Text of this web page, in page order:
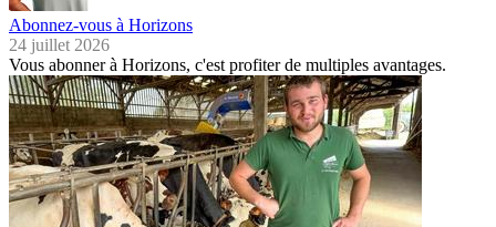
Abonnez-vous à Horizons
24 juillet 2026
Vous abonner à Horizons, c'est profiter de multiples avantages.